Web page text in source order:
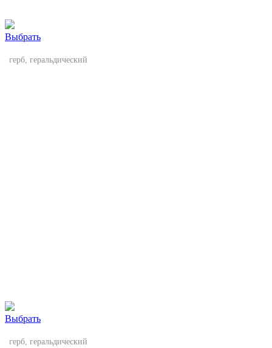
Выбрать
герб, геральдический
Выбрать
герб, геральдический